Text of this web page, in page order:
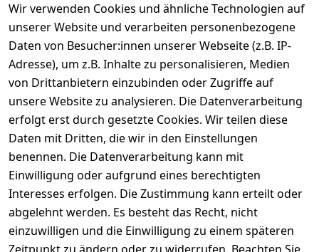
Wir verwenden Cookies und ähnliche Technologien auf
unserer Website und verarbeiten personenbezogene
Daten von Besucher:innen unserer Webseite (z.B. IP-
Adresse), um z.B. Inhalte zu personalisieren, Medien
von Drittanbietern einzubinden oder Zugriffe auf
unsere Website zu analysieren. Die Datenverarbeitung
erfolgt erst durch gesetzte Cookies. Wir teilen diese
Daten mit Dritten, die wir in den Einstellungen
benennen. Die Datenverarbeitung kann mit
Einwilligung oder aufgrund eines berechtigten
Interesses erfolgen. Die Zustimmung kann erteilt oder
abgelehnt werden. Es besteht das Recht, nicht
einzuwilligen und die Einwilligung zu einem späteren
d
m
e
i
s
r.
e